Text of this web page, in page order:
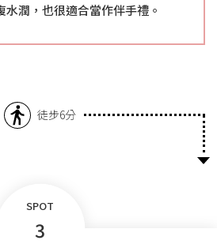
水潤，也很適合當作伴手禮。
徒步6分
SPOT
3